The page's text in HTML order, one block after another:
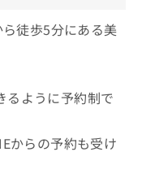
徒歩5分にある美
るように予約制で
からの予約も受け